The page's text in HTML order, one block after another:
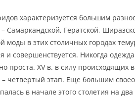
характеризуется большим
Самаркандской, Гератской,
моды в этих столичных городах
и совершенствуется. Никогда
проста. XV в. в силу происходящих
четвертый этап. Еще большим
в начале этого столетия на